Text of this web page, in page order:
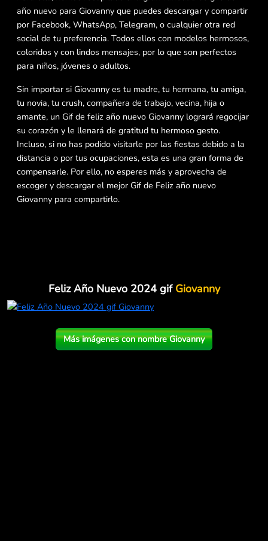
año nuevo para Giovanny que puedes descargar y compartir
por Facebook, WhatsApp, Telegram, o cualquier otra red
social de tu preferencia. Todos ellos con modelos hermosos,
coloridos y con lindos mensajes, por lo que son perfectos
para niños, jóvenes o adultos.
Sin importar si Giovanny es tu madre, tu hermana, tu amiga,
tu novia, tu crush, compañera de trabajo, vecina, hija o
amante, un Gif de feliz año nuevo Giovanny logrará regocijar
su corazón y le llenará de gratitud tu hermoso gesto.
Incluso, si no has podido visitarle por las fiestas debido a la
distancia o por tus ocupaciones, esta es una gran forma de
compensarle. Por ello, no esperes más y aprovecha de
escoger y descargar el mejor Gif de Feliz año nuevo
Giovanny para compartirlo.
Feliz Año Nuevo 2024 gif Giovanny
Más imágenes con nombre Giovanny